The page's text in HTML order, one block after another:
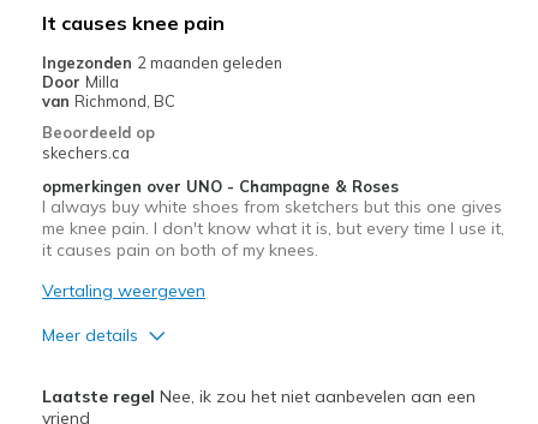
met
migratiegeschiedenis
van
de
page_id
bezoeken.
It causes knee pain
Ingezonden 2 maanden geleden
Door Milla
van Richmond, BC
Beoordeeld op
skechers.ca
opmerkingen over UNO - Champagne & Roses
I always buy white shoes from sketchers but this one gives
me knee pain. I don't know what it is, but every time I use it,
it causes pain on both of my knees.
Vertaling weergeven
Meer details
Stylish
Laatste regel Nee, ik zou het niet aanbevelen aan een
vriend